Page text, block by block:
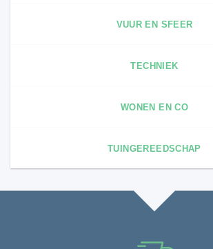
VUUR EN SFEER
TECHNIEK
WONEN EN CO
TUINGEREEDSCHAP